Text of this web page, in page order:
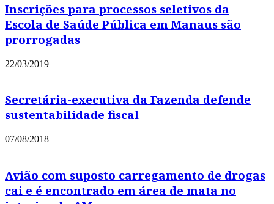
Inscrições para processos seletivos da
Escola de Saúde Pública em Manaus são
prorrogadas
22/03/2019
Secretária-executiva da Fazenda defende
sustentabilidade fiscal
07/08/2018
Avião com suposto carregamento de drogas
cai e é encontrado em área de mata no